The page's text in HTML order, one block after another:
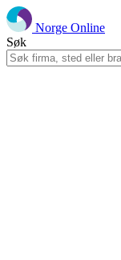
Norge Online
Søk